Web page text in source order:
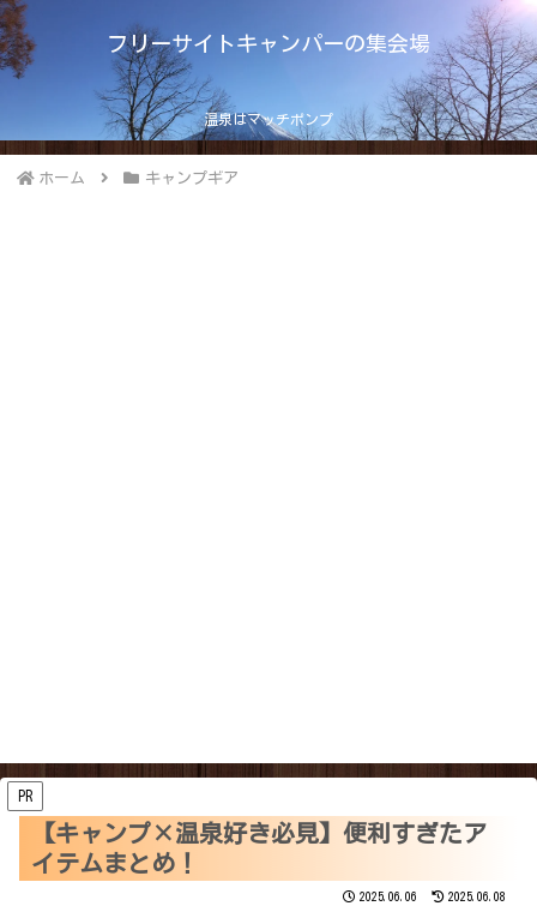
フリーサイトキャンパーの集会場
温泉はマッチポンプ
ホーム キャンプギア
PR
【キャンプ×温泉好き必見】便利すぎたア
イテムまとめ！
2025.06.06 2025.06.08